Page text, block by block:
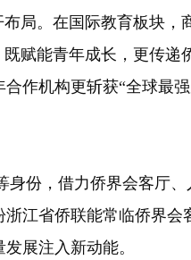
局。在国际教育板块
赋能青年成长，更传递
作机构更斩获“全球最
份，借力侨界会客厅、
江省侨联能常临侨界会
展注入新动能。